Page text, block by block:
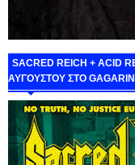
SACRED REICH + ACID
ΑΥΓΟΥΣΤΟΥ ΣΤΟ GAGARIN